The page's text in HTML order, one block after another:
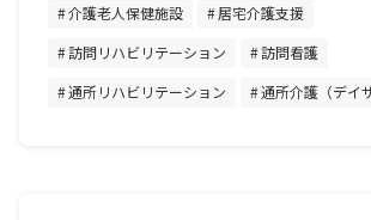
介護老人保健施設
居宅介護支援
訪問リハビリテーション
訪問看護
通所リハビリテーション
通所介護（デイ